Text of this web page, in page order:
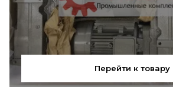
Перейти к товару